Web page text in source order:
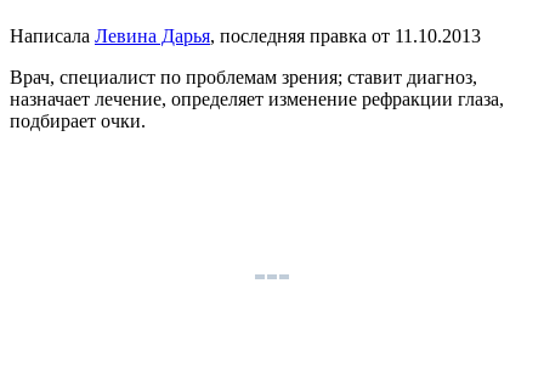
Написала Левина Дарья, последняя правка от 11.10.2013
Врач, специалист по проблемам зрения; ставит диагноз,
назначает лечение, определяет изменение рефракции глаза,
подбирает очки.